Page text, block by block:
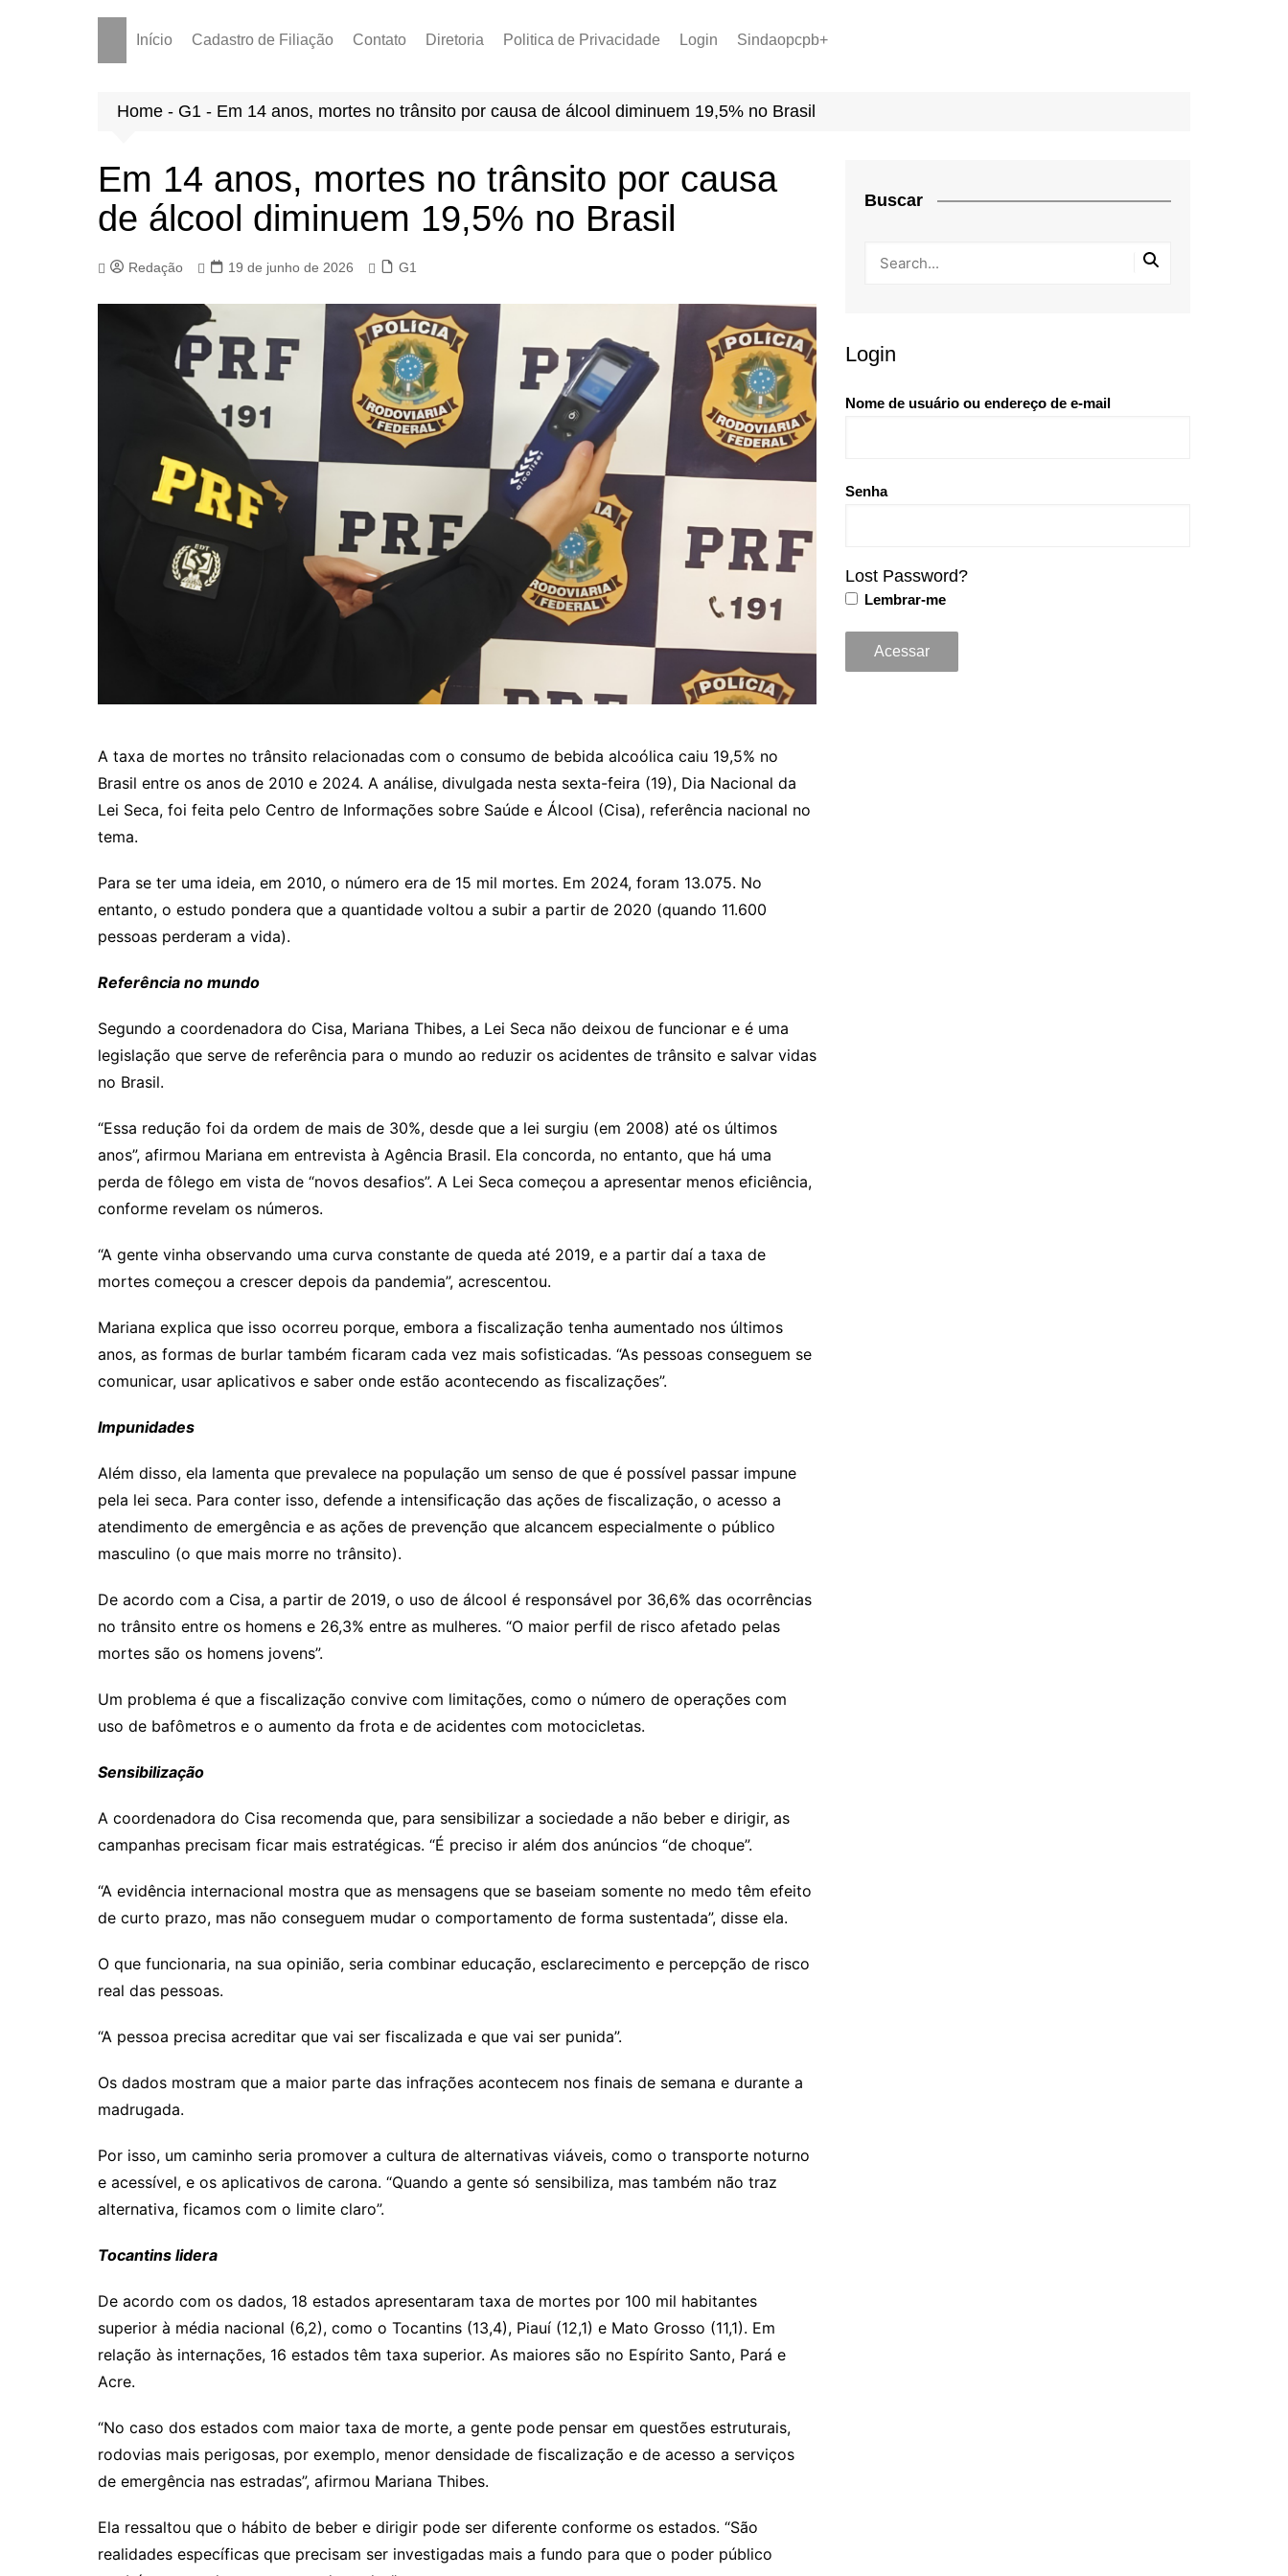
Início Cadastro de Filiação Contato Diretoria
PCCR 2022
Tabela de Venc. 2025
Politica de Privacidade Login Sindaopcpb+
Home - G1 - Em 14 anos, mortes no trânsito por causa de álcool diminuem 19,5% no Brasil
Em 14 anos, mortes no trânsito por causa
de álcool diminuem 19,5% no Brasil
Redação 19 de junho de 2026 G1
A taxa de mortes no trânsito relacionadas com o consumo de bebida alcoólica caiu 19,5% no
Brasil entre os anos de 2010 e 2024. A análise, divulgada nesta sexta-feira (19), Dia Nacional da
Lei Seca, foi feita pelo Centro de Informações sobre Saúde e Álcool (Cisa), referência nacional no
tema.
Para se ter uma ideia, em 2010, o número era de 15 mil mortes. Em 2024, foram 13.075. No
entanto, o estudo pondera que a quantidade voltou a subir a partir de 2020 (quando 11.600
pessoas perderam a vida).
Referência no mundo
Segundo a coordenadora do Cisa, Mariana Thibes, a Lei Seca não deixou de funcionar e é uma
legislação que serve de referência para o mundo ao reduzir os acidentes de trânsito e salvar vidas
no Brasil.
“Essa redução foi da ordem de mais de 30%, desde que a lei surgiu (em 2008) até os últimos
anos”, afirmou Mariana em entrevista à Agência Brasil. Ela concorda, no entanto, que há uma
perda de fôlego em vista de “novos desafios”. A Lei Seca começou a apresentar menos eficiência,
conforme revelam os números.
“A gente vinha observando uma curva constante de queda até 2019, e a partir daí a taxa de
mortes começou a crescer depois da pandemia”, acrescentou.
Mariana explica que isso ocorreu porque, embora a fiscalização tenha aumentado nos últimos
anos, as formas de burlar também ficaram cada vez mais sofisticadas. “As pessoas conseguem se
comunicar, usar aplicativos e saber onde estão acontecendo as fiscalizações”.
Impunidades
Além disso, ela lamenta que prevalece na população um senso de que é possível passar impune
pela lei seca. Para conter isso, defende a intensificação das ações de fiscalização, o acesso a
atendimento de emergência e as ações de prevenção que alcancem especialmente o público
masculino (o que mais morre no trânsito).
De acordo com a Cisa, a partir de 2019, o uso de álcool é responsável por 36,6% das ocorrências
no trânsito entre os homens e 26,3% entre as mulheres. “O maior perfil de risco afetado pelas
mortes são os homens jovens”.
Um problema é que a fiscalização convive com limitações, como o número de operações com
uso de bafômetros e o aumento da frota e de acidentes com motocicletas.
Sensibilização
A coordenadora do Cisa recomenda que, para sensibilizar a sociedade a não beber e dirigir, as
campanhas precisam ficar mais estratégicas. “É preciso ir além dos anúncios “de choque”.
“A evidência internacional mostra que as mensagens que se baseiam somente no medo têm efeito
de curto prazo, mas não conseguem mudar o comportamento de forma sustentada”, disse ela.
O que funcionaria, na sua opinião, seria combinar educação, esclarecimento e percepção de risco
real das pessoas.
“A pessoa precisa acreditar que vai ser fiscalizada e que vai ser punida”.
Os dados mostram que a maior parte das infrações acontecem nos finais de semana e durante a
madrugada.
Por isso, um caminho seria promover a cultura de alternativas viáveis, como o transporte noturno
e acessível, e os aplicativos de carona. “Quando a gente só sensibiliza, mas também não traz
alternativa, ficamos com o limite claro”.
Tocantins lidera
De acordo com os dados, 18 estados apresentaram taxa de mortes por 100 mil habitantes
superior à média nacional (6,2), como o Tocantins (13,4), Piauí (12,1) e Mato Grosso (11,1). Em
relação às internações, 16 estados têm taxa superior. As maiores são no Espírito Santo, Pará e
Acre.
“No caso dos estados com maior taxa de morte, a gente pode pensar em questões estruturais,
rodovias mais perigosas, por exemplo, menor densidade de fiscalização e de acesso a serviços
de emergência nas estradas”, afirmou Mariana Thibes.
Ela ressaltou que o hábito de beber e dirigir pode ser diferente conforme os estados. “São
realidades específicas que precisam ser investigadas mais a fundo para que o poder público
Buscar
Login
Nome de usuário ou endereço de e-mail
Senha
Lost Password?
Lembrar-me